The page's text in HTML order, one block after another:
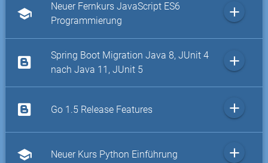
school
Neuer Fernkurs JavaScript ES6
Programmierung
add
Spring Boot Migration Java 8, JUnit 4
nach Java 11, JUnit 5
add
Go 1.5 Release Features add
school Neuer Kurs Python Einführung add